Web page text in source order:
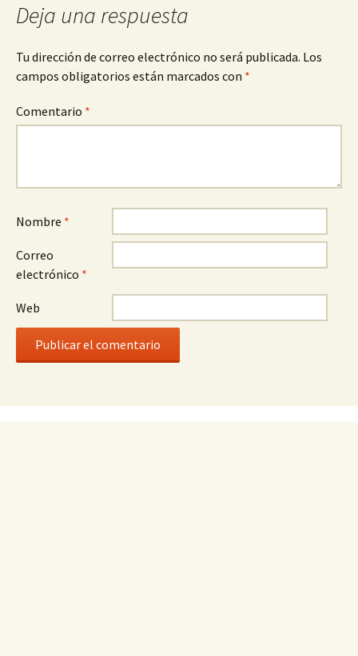
Deja una respuesta
Tu dirección de correo electrónico no será publicada. Los
campos obligatorios están marcados con *
Comentario *
Nombre *
Correo
electrónico *
Web